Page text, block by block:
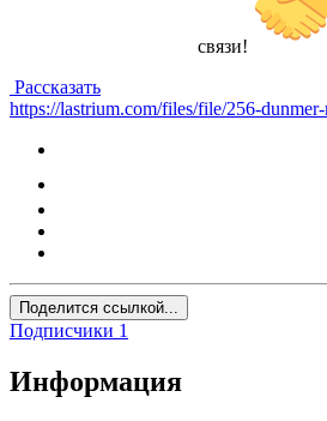
связи!
Рассказать
https://lastrium.com/files/file/256-
Поделится ссылкой...
Подписчики 1
Информация